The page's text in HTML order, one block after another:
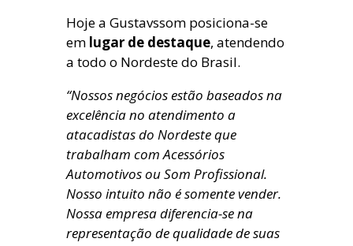
Hoje a Gustavssom posiciona-se
em lugar de destaque, atendendo
a todo o Nordeste do Brasil.
“Nossos negócios estão baseados na
excelência no atendimento a
atacadistas do Nordeste que
trabalham com Acessórios
Automotivos ou Som Profissional.
Nosso intuito não é somente vender.
Nossa empresa diferencia-se na
representação de qualidade de suas